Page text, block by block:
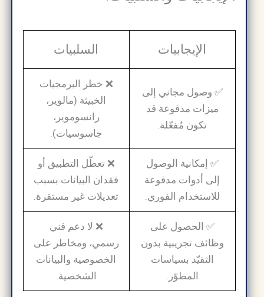
الإيجابيات السلبيات
✅ وصول مجاني إلى
ميزات مدفوعة قد
تكون مُفعّلة.
❌ خطر البرمجيات
الخبيثة (مالوير،
رانسوموير،
جاسوسيات).
✅ إمكانية الوصول
إلى أدوات مدفوعة
للاستخدام الفوري.
❌ تعطّل التطبيق أو
فقدان البيانات بسبب
تعديلات غير مستقرة.
✅ الحصول على
وظائف تجريبية بدون
التقيّد بسياسات
المطوّر.
❌ لا دعم فني
رسمي، ومخاطر على
الخصوصية والبيانات
الشخصية.